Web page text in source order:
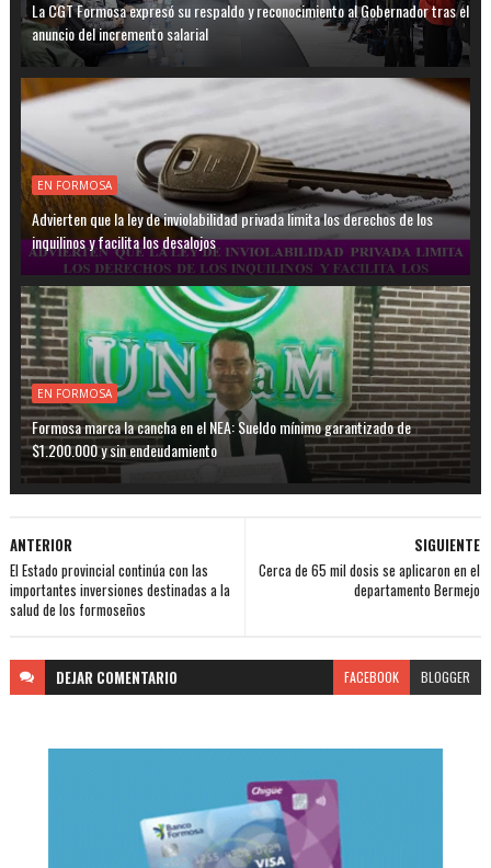
La CGT Formosa expresó su respaldo y reconocimiento al Gobernador tras el
anuncio del incremento salarial
EN FORMOSA
Advierten que la ley de inviolabilidad privada limita los derechos de los
inquilinos y facilita los desalojos
EN FORMOSA
Formosa marca la cancha en el NEA: Sueldo mínimo garantizado de
$1.200.000 y sin endeudamiento
SIGUIENTE
Cerca de 65 mil dosis se aplicaron en el
departamento Bermejo
ANTERIOR
El Estado provincial continúa con las
importantes inversiones destinadas a la
salud de los formoseños
DEJAR COMENTARIO FACEBOOK BLOGGER